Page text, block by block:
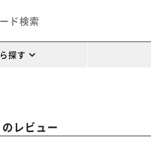
探す
レビュー